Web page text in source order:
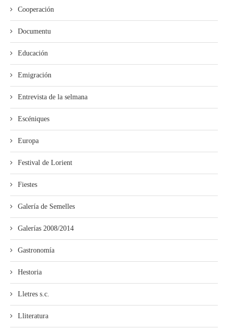
Cooperación
Documentu
Educación
Emigración
Entrevista de la selmana
Escéniques
Europa
Festival de Lorient
Fiestes
Galería de Semelles
Galerías 2008/2014
Gastronomía
Hestoria
Lletres s.c.
Lliteratura